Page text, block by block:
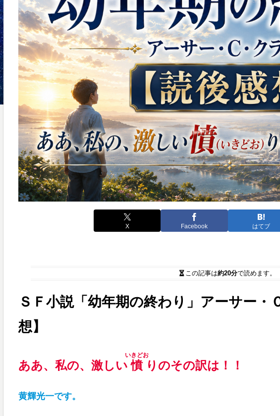
X Facebook はてブ
この記事は約20分で読めます。
ＳＦ小説「幼年期の終わり」アーサー・
想】
ああ、私の、激しい 憤
いきどお
りのその訳は！！
黄輝光一です。